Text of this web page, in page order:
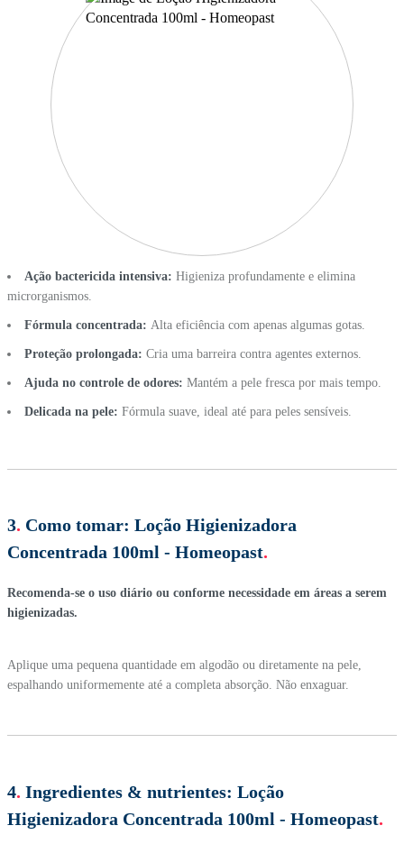
Ação bactericida intensiva: Higieniza profundamente e elimina
microrganismos.
Fórmula concentrada: Alta eficiência com apenas algumas gotas.
Proteção prolongada: Cria uma barreira contra agentes externos.
Ajuda no controle de odores: Mantém a pele fresca por mais tempo.
Delicada na pele: Fórmula suave, ideal até para peles sensíveis.
3. Como tomar: Loção Higienizadora
Concentrada 100ml - Homeopast.
Recomenda-se o uso diário ou conforme necessidade em áreas a serem
higienizadas.
Aplique uma pequena quantidade em algodão ou diretamente na pele,
espalhando uniformemente até a completa absorção. Não enxaguar.
4. Ingredientes & nutrientes: Loção
Higienizadora Concentrada 100ml - Homeopast.